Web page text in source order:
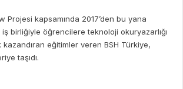
Projesi kapsamında 2017’den bu yana
birliğiyle öğrencilere teknoloji okuryazarlığı
eğitimler veren BSH Türkiye,
taşıdı.